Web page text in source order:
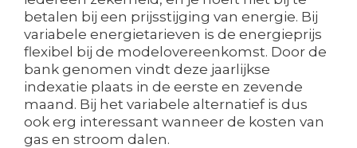
betalen bij een prijsstijging van energie. Bij
variabele energietarieven is de energieprijs
flexibel bij de modelovereenkomst. Door de
bank genomen vindt deze jaarlijkse
indexatie plaats in de eerste en zevende
maand. Bij het variabele alternatief is dus
ook erg interessant wanneer de kosten van
gas en stroom dalen.